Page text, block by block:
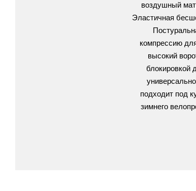
воздушный
Эластичная
компрессию
высокий
блокировкой
подходит под
зимнего